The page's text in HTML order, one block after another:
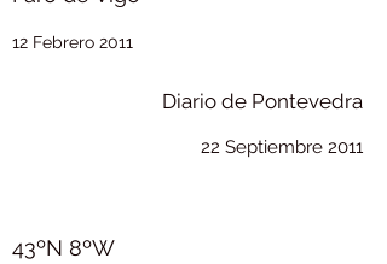
12 Febrero 2011
Diario de Pontevedra
22 Septiembre 2011
43ºN 8ºW